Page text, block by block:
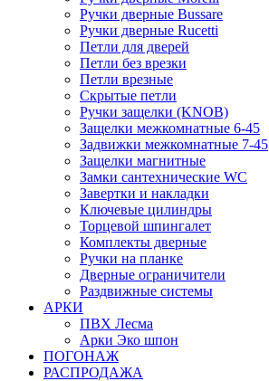
Ручки дверные Bussare
Ручки дверные Rucetti
Петли для дверей
Петли без врезки
Петли врезные
Скрытые петли
Ручки защелки (KNOB)
Защелки межкомнатные 6-45
Задвижки межкомнатные 7-45
Защелки магнитные
Замки сантехнические WC
Завертки и накладки
Ключевые цилиндры
Торцевой шпингалет
Комплекты дверные
Ручки на планке
Дверные ограничители
Раздвижные системы
АРКИ
ПВХ Лесма
Арки Эко шпон
ПОГОНАЖ
РАСПРОДАЖА